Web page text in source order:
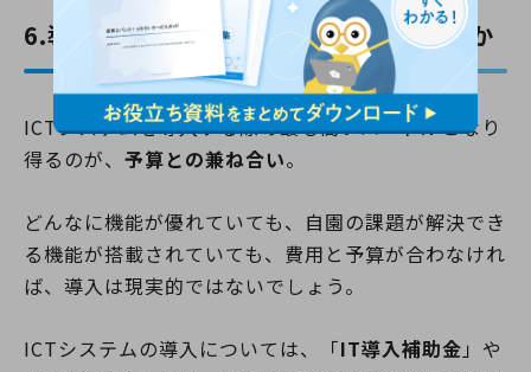
6.導入費用や維持費が予算と合っているか
ICTシステムを導入する際の最も高いハードルとなり
得るのが、 予算との兼ね合い。
どんなに機能が優れていても、自園の課題が解決でき
る機能が搭載されていても、費用と予算が合わなけれ
ば、導入は現実的ではないでしょう。
ICTシステムの導入については、「IT導入補助金 」や